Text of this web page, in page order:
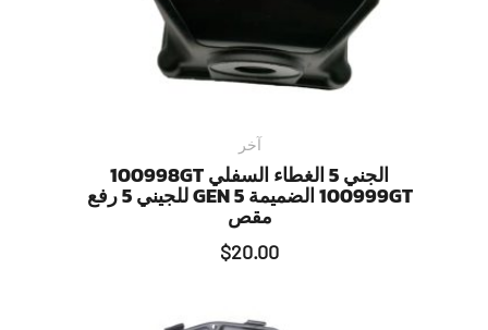
الجني 5 الغطاء السفلي 100998GT
100999GT الضميمة GEN 5 للجيني 5 رفع
مقص
$20.00